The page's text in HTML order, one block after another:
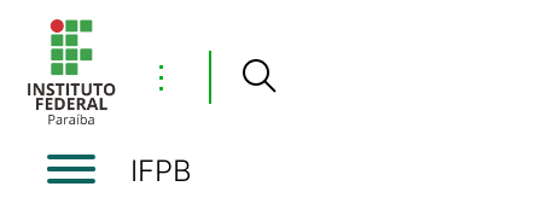
⋮
IFPB